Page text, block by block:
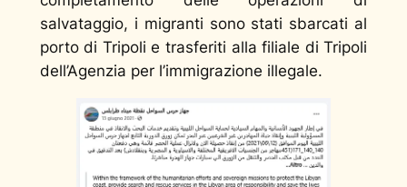
salvataggio, i migranti sono stati sbarcati al
porto di Tripoli e trasferiti alla filiale di Tripoli
dell’Agenzia per l’immigrazione illegale.